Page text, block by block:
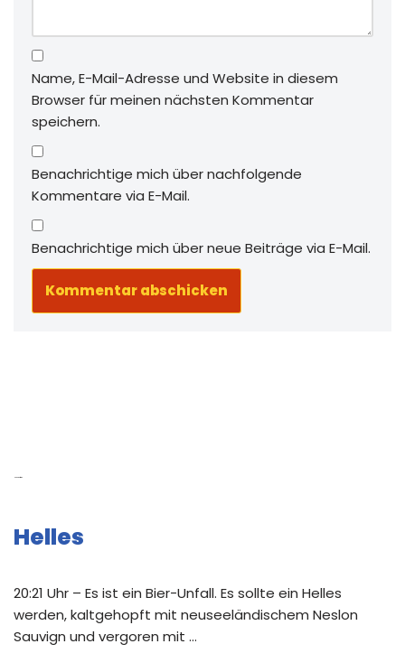
Name, E-Mail-Adresse und Website in diesem
Browser für meinen nächsten Kommentar
speichern.
Benachrichtige mich über nachfolgende
Kommentare via E-Mail.
Benachrichtige mich über neue Beiträge via E-Mail.
Helles
20:21 Uhr – Es ist ein Bier-Unfall. Es sollte ein Helles
werden, kaltgehopft mit neuseeländischem Neslon
Sauvign und vergoren mit …